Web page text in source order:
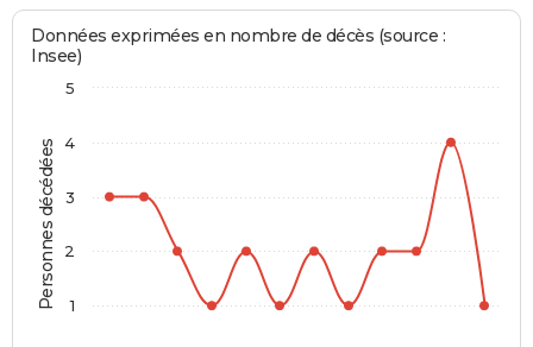
Personnes décédées
Données exprimées en nombre de décès (source :
Insee)
1
2
3
4
5